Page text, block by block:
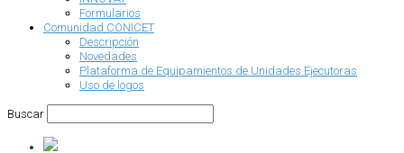
Formularios
Comunidad CONICET
Descripción
Novedades
Plataforma de Equipamientos de Unidades Ejecutoras
Uso de logos
Buscar